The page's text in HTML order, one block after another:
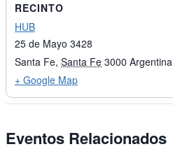
RECINTO
HUB
25 de Mayo 3428
Santa Fe, Santa Fe 3000 Argentina
+ Google Map
Eventos Relacionados